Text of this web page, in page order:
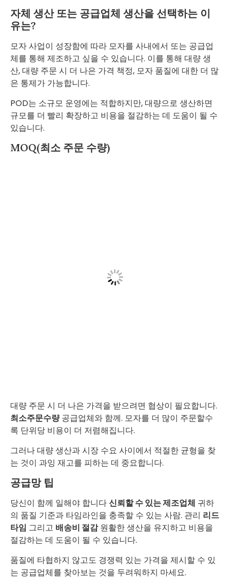
자체 생산 또는 공급업체 생산을 선택하는 이
유는?
모자 사업이 성장함에 따라 모자를 사내에서 또는 공급업
체를 통해 제조하고 싶을 수 있습니다. 이를 통해 대량 생
산, 대량 주문 시 더 나은 가격 책정, 모자 품질에 대한 더 많
은 통제가 가능합니다.
POD는 소규모 운영에는 적합하지만, 대량으로 생산하면
규모를 더 빨리 확장하고 비용을 절감하는 데 도움이 될 수
있습니다.
MOQ(최소 주문 수량)
대량 주문 시 더 나은 가격을 받으려면 협상이 필요합니다.
최소주문수량공급업체와 함께. 모자를 더 많이 주문할수
록 단위당 비용이 더 저렴해집니다.
그러나 대량 생산과 시장 수요 사이에서 적절한 균형을 찾
는 것이 과잉 재고를 피하는 데 중요합니다.
공급망 팁
당신이 함께 일해야 합니다신뢰할 수 있는 제조업체 귀하
의 품질 기준과 타임라인을 충족할 수 있는 사람. 관리 리드
타임 그리고 배송비 절감원활한 생산을 유지하고 비용을
절감하는 데 도움이 될 수 있습니다.
품질에 타협하지 않고도 경쟁력 있는 가격을 제시할 수 있
는 공급업체를 찾아보는 것을 두려워하지 마세요.